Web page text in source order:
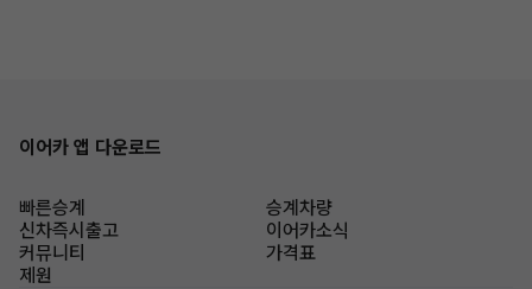
이어카 앱 다운로드
빠른승계
승계차량
신차즉시출고
이어카소식
커뮤니티
가격표
제원